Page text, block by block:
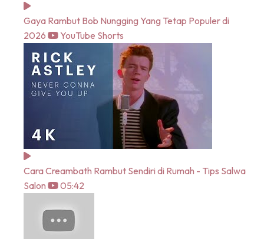
Gaya Rambut Bob Nungging Yang Tetap Populer di
2026
YouTube Shorts
Cara Creambath Rambut Sendiri di Rumah - Tips Salwa
Salon
05:42